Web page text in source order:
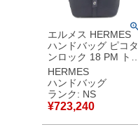
エルメス HERMES
ハンドバッグ ピコタ
ンロック 18 PM トリ
ヨンクレマンス ブル
ーニュイ シルバー金
具 新品 未使用 紺
2025年製 K 【箱】
【中古】未使用保管
品
HERMES
ハンドバッグ
ランク: NS
¥723,240